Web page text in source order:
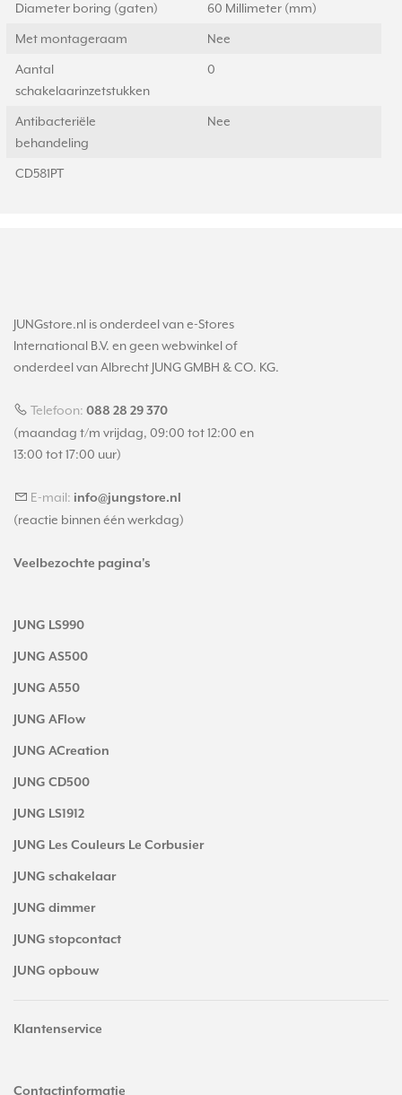
Diameter boring (gaten) 60 Millimeter (mm)
Met montageraam Nee
Aantal
schakelaarinzetstukken
0
Antibacteriële
behandeling
Nee
CD581PT
JUNGstore.nl is onderdeel van e-Stores
International B.V. en geen webwinkel of
onderdeel van Albrecht JUNG GMBH & CO. KG.
Telefoon: 088 28 29 370
(maandag t/m vrijdag, 09:00 tot 12:00 en
13:00 tot 17:00 uur)
E-mail: info@jungstore.nl
(reactie binnen één werkdag)
Veelbezochte pagina's
JUNG LS990
JUNG AS500
JUNG A550
JUNG AFlow
JUNG ACreation
JUNG CD500
JUNG LS1912
JUNG Les Couleurs Le Corbusier
JUNG schakelaar
JUNG dimmer
JUNG stopcontact
JUNG opbouw
Klantenservice
Contactinformatie